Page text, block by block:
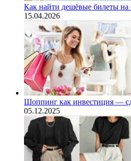
Как найти дешёвые билеты
15.04.2026
Шоппинг как инвестиция —
05.12.2025